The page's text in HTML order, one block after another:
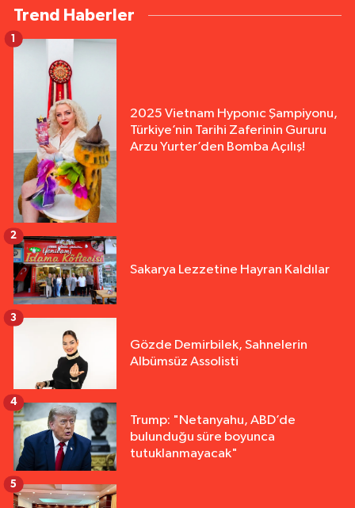
Trend Haberler
2025 Vietnam Hyponıc Şampiyonu,
Türkiye’nin Tarihi Zaferinin Gururu
Arzu Yurter’den Bomba Açılış!
1
Sakarya Lezzetine Hayran Kaldılar
2
Gözde Demirbilek, Sahnelerin
Albümsüz Assolisti
3
Trump: "Netanyahu, ABD’de
bulunduğu süre boyunca
tutuklanmayacak"
4
5